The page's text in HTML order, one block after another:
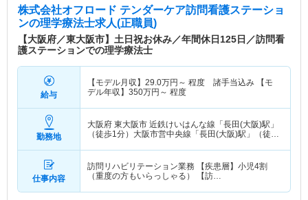
株式会社オフロード テンダーケア訪問看護ステーショ
ンの理学療法士求人(正職員)
【大阪府／東大阪市】土日祝お休み／年間休日125日／訪問看
護ステーションでの理学療法士
給与
【モデル月収】 29.0万円～ 程度 諸手当込み 【モ
デル年収】 350万円～ 程度
勤務地
大阪府 東大阪市 近鉄けいはんな線「長田(大阪)駅」
（徒歩1分）大阪市営中央線「長田(大阪)駅」（徒歩
仕事内容
訪問リハビリテーション業務 【疾患層】小児4割
（重度の方もいらっしゃる） 【訪…